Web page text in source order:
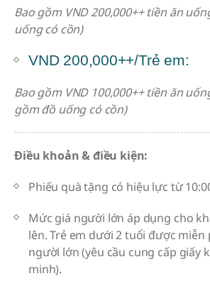
Bao gồm VND 200,000++ tiền ăn
uống có cồn)
VND 200,000++/Trẻ em:
Bao gồm VND 100,000++ tiền ăn
gồm đồ uống có cồn)
Điều khoản & điều kiện:
Phiếu quà tặng có hiệu lực từ
Mức giá người lớn áp dụng cho
lên. Trẻ em dưới 2 tuổi được miễn
người lớn (yêu cầu cung cấp giấy
minh).